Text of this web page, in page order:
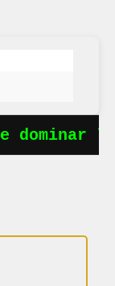
dominar